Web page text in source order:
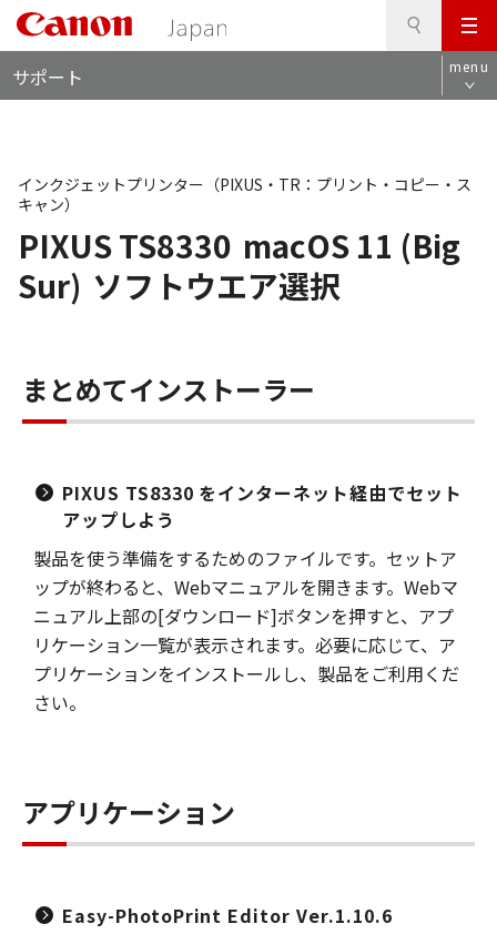
メ
ニ
ュ
サポート menu
PIXUS TS8330 macOS 11 (Big
Sur) ソフトウエア選択
インクジェットプリンター（PIXUS・TR：プリント・コピー・ス
キャン）
まとめてインストーラー
PIXUS TS8330 をインターネット経由でセット
アップしよう
製品を使う準備をするためのファイルです。セットア
ップが終わると、Webマニュアルを開きます。Webマ
ニュアル上部の[ダウンロード]ボタンを押すと、アプ
リケーション一覧が表示されます。必要に応じて、ア
プリケーションをインストールし、製品をご利用くだ
さい。
アプリケーション
Easy-PhotoPrint Editor Ver.1.10.6